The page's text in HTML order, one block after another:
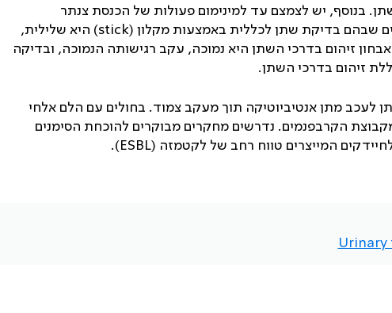
בנוסף, יש לצמצם עד למינימום פעולות של הכנסת צנתר
שבהם בדיקת שתן לכללית באמצעות מקלון (stick) היא שלילית,
זיהום בדרכי השתן היא נמוכה, עקב רגישותה הנמוכה, ובדיקה
זיהום בדרכי השתן.
לעכב מתן אנטיביוטיקה תוך מעקב צמוד. בחולים עם הלם אלחי
הקרבפנמים. נדרשים מחקרים מבוקרים להוכחת הסימנים
המייצרים טווח רחב של לקטמזה (ESBL
).